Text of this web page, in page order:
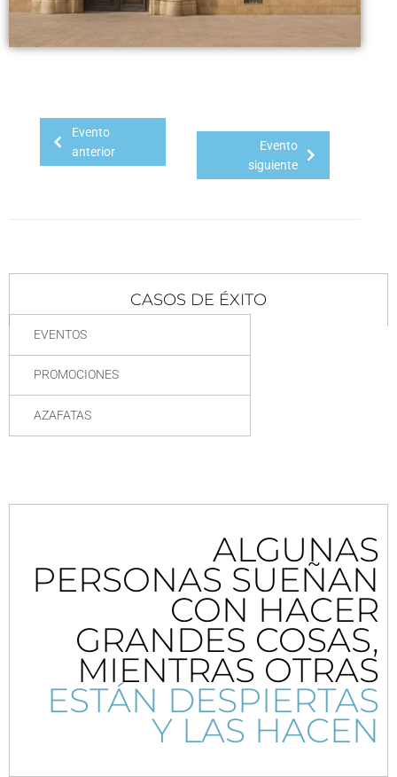
Evento
anterior
Evento
siguiente
CASOS DE ÉXITO
EVENTOS
PROMOCIONES
AZAFATAS
ALGUNAS
PERSONAS SUEÑAN
CON HACER
GRANDES COSAS,
MIENTRAS OTRAS
ESTÁN DESPIERTAS
Y LAS HACEN